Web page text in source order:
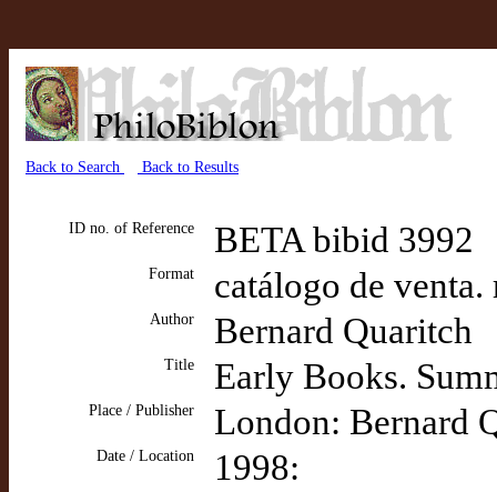
Back to Search Back to Results
ID no. of Reference BETA bibid 3992
Format catálogo de
Author Bernard Quaritch
Title Early Books.
Place / Publisher London: Bernard
Date / Location 1998: